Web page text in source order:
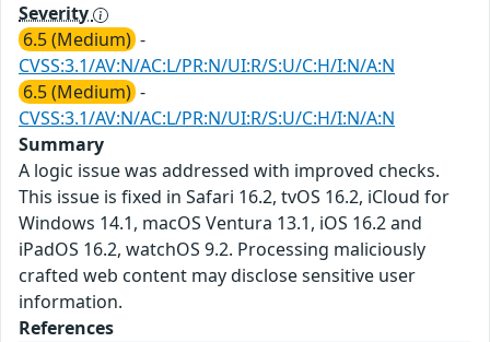
Severity
6.5 (Medium) -
CVSS:3.1/AV:N/AC:L/PR:N/UI:R/S:U/C:H/I:N/A:N
6.5 (Medium) -
CVSS:3.1/AV:N/AC:L/PR:N/UI:R/S:U/C:H/I:N/A:N
Summary
A logic issue was addressed with improved checks.
This issue is fixed in Safari 16.2, tvOS 16.2, iCloud for
Windows 14.1, macOS Ventura 13.1, iOS 16.2 and
iPadOS 16.2, watchOS 9.2. Processing maliciously
crafted web content may disclose sensitive user
information.
References